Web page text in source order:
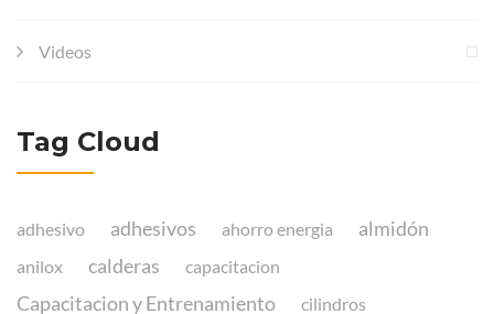
Videos
Tag Cloud
adhesivo adhesivos ahorro energia almidón
anilox calderas capacitacion
Capacitacion y Entrenamiento cilindros